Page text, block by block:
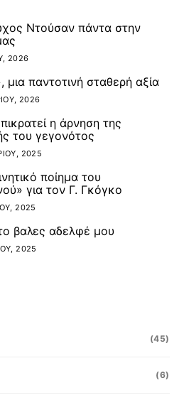
Ντούσαν πάντα στην
2026
μια παντοτινή σταθερή αξία
2026
η άρνηση της
του γεγονότος
2025
ποίημα του
για τον Γ. Γκόγκο
2025
βαλες αδελφέ μου
2025
(45)
(6)